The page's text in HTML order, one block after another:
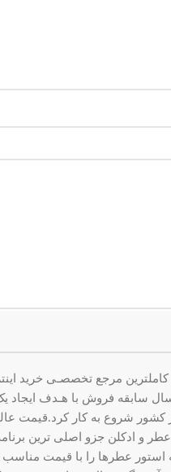
کاملترین مرجع تخصصـی خرید
با بیش از 20 سال سابقه فروش با
کشور شروع به کار کرد.قیمت
و ادکلن جزو اصلی ترین
استور عطرها را با قیمت